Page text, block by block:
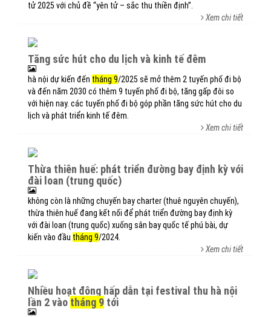
tử 2025 với chủ đề “yên tử – sắc thu thiền định”.
Xem chi tiết
tăng sức hút cho du lịch và kinh tế đêm
hà nội dự kiến đến tháng 9/2025 sẽ mở thêm 2 tuyến phố đi bộ
và đến năm 2030 có thêm 9 tuyến phố đi bộ, tăng gấp đôi so
với hiện nay. các tuyến phố đi bộ góp phần tăng sức hút cho du
lịch và phát triển kinh tế đêm.
Xem chi tiết
thừa thiên huế: phát triển đường bay định kỳ với
đài loan (trung quốc)
không còn là những chuyến bay charter (thuê nguyên chuyến),
thừa thiên huế đang kết nối để phát triển đường bay định kỳ
với đài loan (trung quốc) xuống sân bay quốc tế phú bài, dự
kiến vào đầu tháng 9/2024.
Xem chi tiết
nhiều hoạt động hấp dẫn tại festival thu hà nội
lần 2 vào tháng 9 tới